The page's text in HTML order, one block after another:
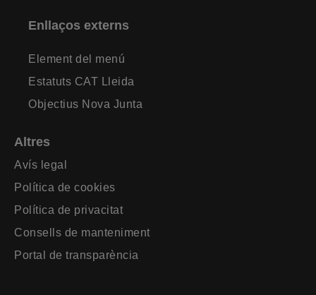
Enllaços externs
Element del menú
Estatuts CAT Lleida
Objectius Nova Junta
Altres
Avís legal
Política de cookies
Política de privacitat
Consells de manteniment
Portal de transparència